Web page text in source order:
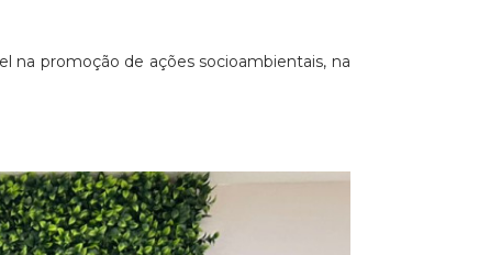
na promoção de ações socioambientais, na